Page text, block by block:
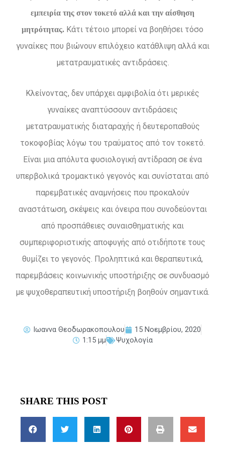
εμπειρία της στον τοκετό αλλά και την αίσθηση
μητρότητας. Κάτι τέτοιο μπορεί να βοηθήσει τόσο
γυναίκες που βιώνουν επιλόχειο κατάθλιψη αλλά και
μετατραυματικές αντιδράσεις.
Κλείνοντας, δεν υπάρχει αμφιβολία ότι μερικές
γυναίκες αναπτύσσουν αντιδράσεις
μετατραυματικής διαταραχής ή δευτεροπαθούς
τοκοφοβίας λόγω του τραύματος από τον τοκετό.
Είναι μια απόλυτα φυσιολογική αντίδραση σε ένα
υπερβολικά τρομακτικό γεγονός και συνίσταται από
παρεμβατικές αναμνήσεις που προκαλούν
αναστάτωση, σκέψεις και όνειρα που συνοδεύονται
από προσπάθειες συναισθηματικής και
συμπεριφοριστικής αποφυγής από οτιδήποτε τους
θυμίζει το γεγονός. Προληπτικά και θεραπευτικά,
παρεμβάσεις κοινωνικής υποστήριξης σε συνδυασμό
με ψυχοθεραπευτική υποστήριξη βοηθούν σημαντικά.
Ιωαννα Θεοδωρακοπουλου
15 Νοεμβρίου, 2020
1:15 μμ
Ψυχολογία
SHARE THIS POST